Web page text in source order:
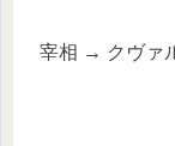
宰相 → クヴァ